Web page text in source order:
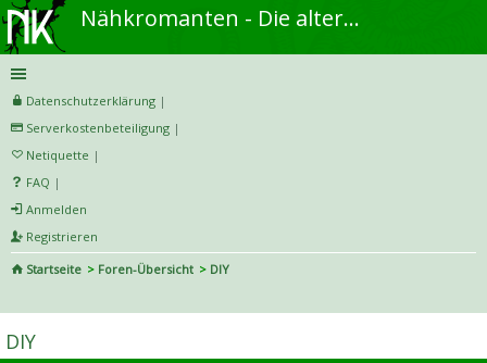
Nähkromanten - Die alternative Näh- und DIY-Community
Datenschutzerklärung |
Serverkostenbeteiligung |
Netiquette |
FAQ |
Anmelden
Registrieren
Startseite
Foren-Übersicht
DIY
he
DIY